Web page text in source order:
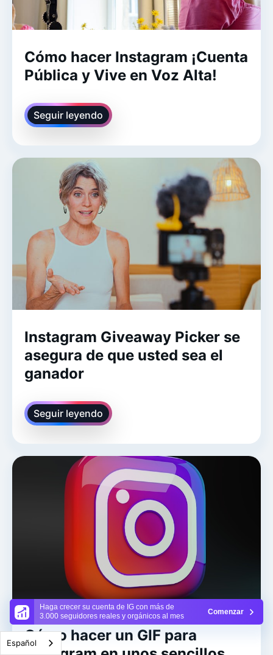
Haga crecer su cuenta de IG con más de
3.000 seguidores reales y orgánicos al mes
Comenzar
Cómo hacer Instagram ¡Cuenta
Pública y Vive en Voz Alta!
Seguir leyendo
Instagram Giveaway Picker se
asegura de que usted sea el
ganador
Seguir leyendo
Cómo hacer un GIF para
Español